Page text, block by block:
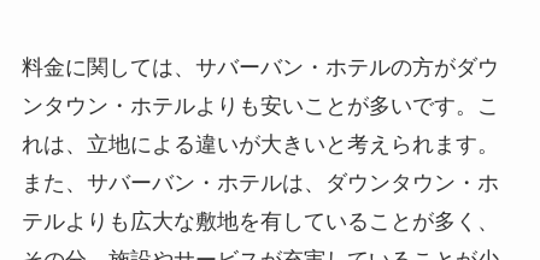
料金に関しては、サバーバン・ホテルの方がダウ
ンタウン・ホテルよりも安いことが多いです。こ
れは、立地による違いが大きいと考えられます。
また、サバーバン・ホテルは、ダウンタウン・ホ
テルよりも広大な敷地を有していることが多く、